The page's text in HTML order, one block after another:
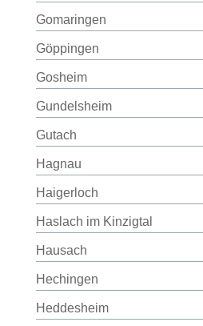
Gomaringen
Göppingen
Gosheim
Gundelsheim
Gutach
Hagnau
Haigerloch
Haslach im Kinzigtal
Hausach
Hechingen
Heddesheim